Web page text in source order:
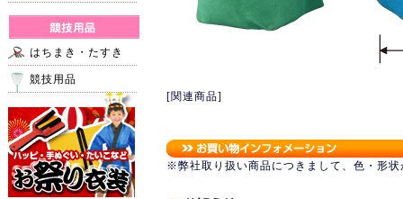
はちまき・たすき
競技用品
[関連商品]
※弊社取り扱い商品につきまして、色・形